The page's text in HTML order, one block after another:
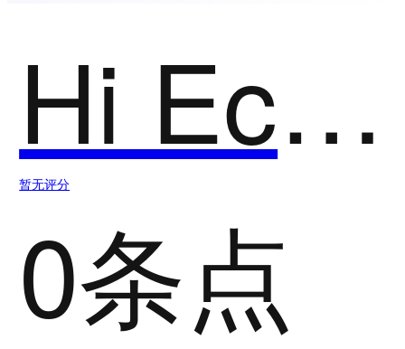
Hi Echo
暂无评分
0条点